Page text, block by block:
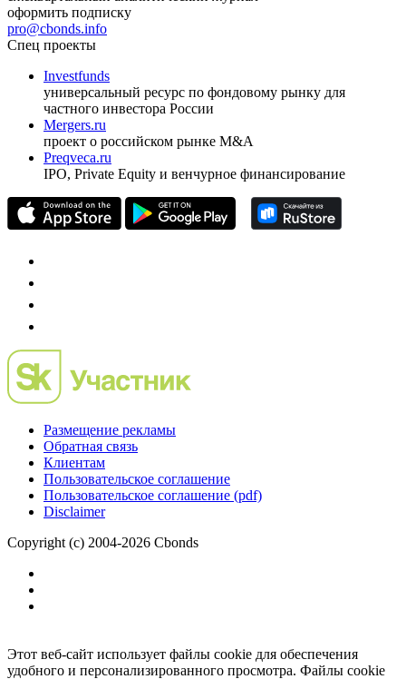
оформить подписку
pro@cbonds.info
Спец проекты
Investfunds
универсальный ресурс по фондовому рынку для
частного инвестора России
проект о российском рынке M&A
Preqveca.ru
Размещение рекламы
Обратная связь
Пользовательское соглашение
Copyright (c) 2004-2026 Cbonds